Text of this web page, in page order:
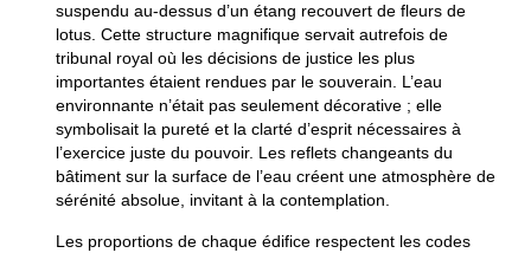
suspendu au-dessus d’un étang recouvert de fleurs de
lotus. Cette structure magnifique servait autrefois de
tribunal royal où les décisions de justice les plus
importantes étaient rendues par le souverain. L’eau
environnante n’était pas seulement décorative ; elle
symbolisait la pureté et la clarté d’esprit nécessaires à
l’exercice juste du pouvoir. Les reflets changeants du
bâtiment sur la surface de l’eau créent une atmosphère de
sérénité absolue, invitant à la contemplation.
Les proportions de chaque édifice respectent les codes